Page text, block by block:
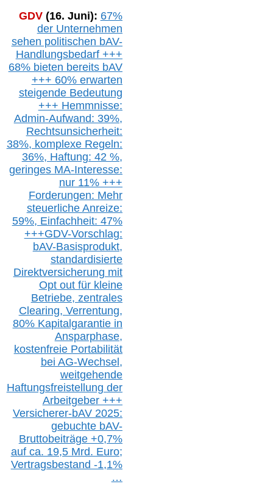
GDV (16. Juni): 67%
der Unternehmen
sehen politischen bAV-
Handlungsbedarf +++
68% bieten bereits bAV
+++ 60% erwarten
steigende Bedeutung
+++ Hemmnisse:
Admin-Aufwand: 39%,
Rechtsunsicherheit:
38%, komplexe Regeln:
36%, Haftung: 42 %,
geringes MA-Interesse:
nur 11% +++
Forderungen: Mehr
steuerliche Anreize:
59%, Einfachheit: 47%
+++GDV-Vorschlag:
bAV-Basisprodukt,
standardisierte
Direktversicherung mit
Opt outfür kleine
Betriebe, zentrales
Clearing, Verrentung,
80% Kapitalgarantie in
Ansparphase,
kostenfreie Portabilität
bei AG-Wechsel,
weitgehende
Haftungsfreistellung der
Arbeitgeber +++
Versicherer-bAV2025:
gebuchte bAV-
Bruttobeiträge +0,7%
auf ca. 19,5 Mrd. Euro;
Vertragsbestand -1,1%
…